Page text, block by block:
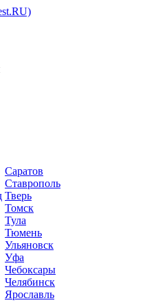
Саратов
Ставрополь
Тверь
Томск
Тула
Тюмень
Ульяновск
Уфа
Чебоксары
Челябинск
Ярославль